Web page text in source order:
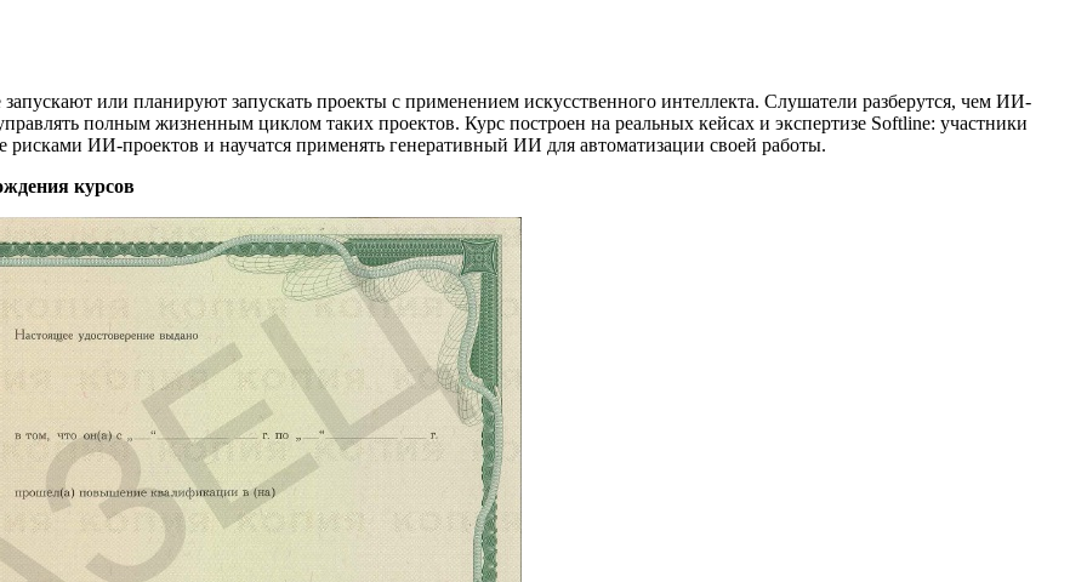
или планируют запускать проекты с применением искусственного интеллекта. Слушатели разберутся, чем ИИ-
полным жизненным циклом таких проектов. Курс построен на реальных кейсах и экспертизе Softline: участники
ИИ-проектов и научатся применять генеративный ИИ для автоматизации своей работы.
курсов